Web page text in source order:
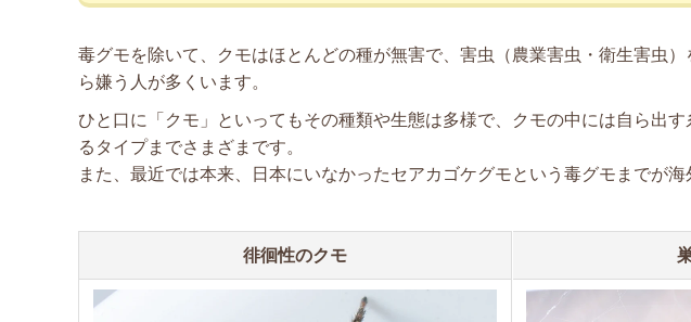
毒グモを除いて、クモはほとんどの種が無害で、害虫（農業害虫・衛生害虫
ら嫌う人が多くいます。
ひと口に「クモ」といってもその種類や生態は多様で、クモの中には自ら出
るタイプまでさまざまです。
また、最近では本来、日本にいなかったセアカゴケグモという毒グモまでが
徘徊性のクモ